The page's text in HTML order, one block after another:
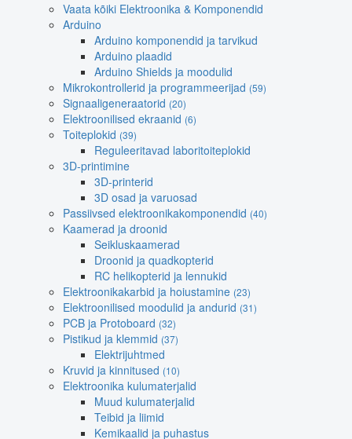
Vaata kõiki Elektroonika & Komponendid
Arduino
Arduino komponendid ja tarvikud
Arduino plaadid
Arduino Shields ja moodulid
Mikrokontrollerid ja programmeerijad (59)
Signaaligeneraatorid (20)
Elektroonilised ekraanid (6)
Toiteplokid (39)
Reguleeritavad laboritoiteplokid
3D-printimine
3D-printerid
3D osad ja varuosad
Passiivsed elektroonikakomponendid (40)
Kaamerad ja droonid
Seikluskaamerad
Droonid ja quadkopterid
RC helikopterid ja lennukid
Elektroonikakarbid ja hoiustamine (23)
Elektroonilised moodulid ja andurid (31)
PCB ja Protoboard (32)
Pistikud ja klemmid (37)
Elektrijuhtmed
Kruvid ja kinnitused (10)
Elektroonika kulumaterjalid
Muud kulumaterjalid
Teibid ja liimid
Kemikaalid ja puhastus